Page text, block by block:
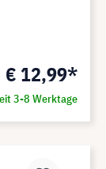
€ 12,99*
3-8 Werktage